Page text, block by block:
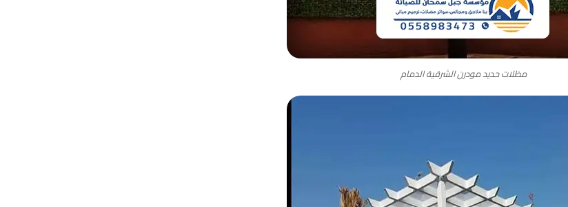
مظلات حديد مودرن الشرقية الدمام